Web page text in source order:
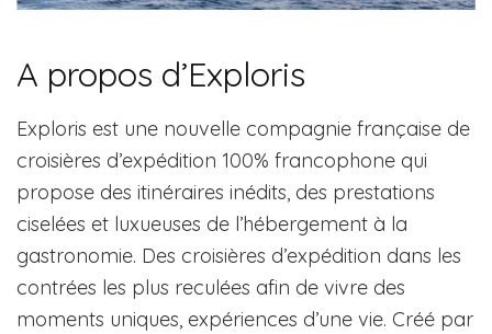
A propos d’Exploris
Exploris est une nouvelle compagnie française de
croisières d’expédition 100% francophone qui
propose des itinéraires inédits, des prestations
ciselées et luxueuses de l’hébergement à la
gastronomie. Des croisières d’expédition dans les
contrées les plus reculées afin de vivre des
moments uniques, expériences d’une vie. Créé par